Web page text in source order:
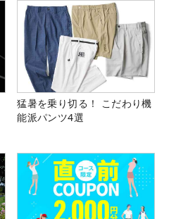
猛暑を乗り切る！ こだわり機
能派パンツ4選